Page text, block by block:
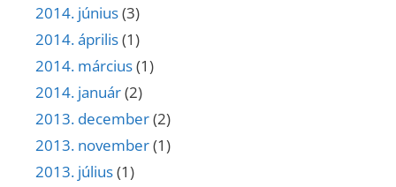
2014. június(3)
2014. április(1)
2014. március(1)
2014. január(2)
2013. december(2)
2013. november(1)
2013. július(1)